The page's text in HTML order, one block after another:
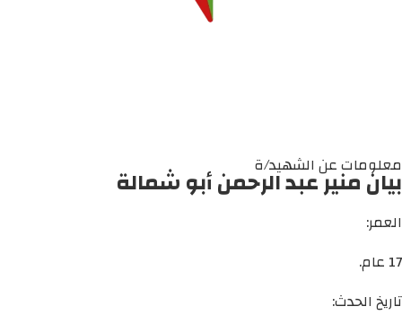
معلومات عن الشهيد/ة
بيان منير عبد الرحمن أبو شمالة
العمر:
17 عام.
تاريخ الحدث: